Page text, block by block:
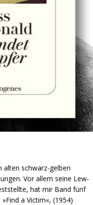
alten schwarz-gelben
Vor allem seine Lew-
hat mir Band fünf
a Victim«, (1954)